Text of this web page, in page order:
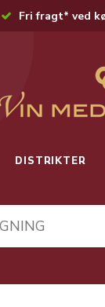
Fri fragt* ved
DISTRIKTER